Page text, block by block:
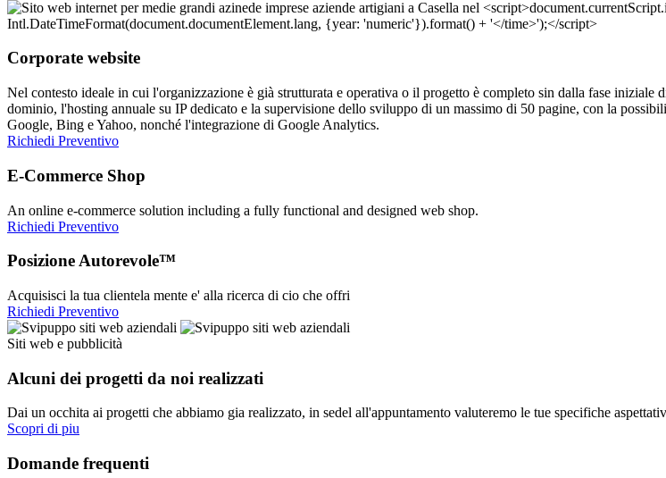
Corporate website
Nel contesto ideale in cui l'organizzazione è già strutturata e operativa o il progetto è completo sin dalla fase
dominio, l'hosting annuale su IP dedicato e la supervisione dello sviluppo di un massimo di 50 pagine, con la
Google, Bing e Yahoo, nonché l'integrazione di Google Analytics.
Richiedi Preventivo
E-Commerce Shop
An online e-commerce solution including a fully functional and designed web shop.
Richiedi Preventivo
Posizione Autorevole™
Acquisisci la tua clientela mente e' alla ricerca di cio che offri
Richiedi Preventivo
Siti web e pubblicità
Alcuni dei progetti da noi realizzati
Dai un occhita ai progetti che abbiamo gia realizzato, in sedel all'appuntamento valuteremo le tue specifiche
Scopri di piu
Domande frequenti